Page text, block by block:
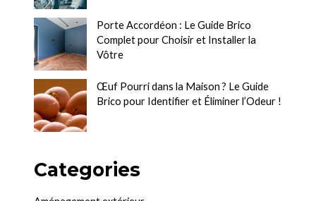
Porte Accordéon : Le Guide Brico
Complet pour Choisir et Installer la
Vôtre
Œuf Pourri dans la Maison ? Le Guide
Brico pour Identifier et Éliminer l’Odeur !
Categories